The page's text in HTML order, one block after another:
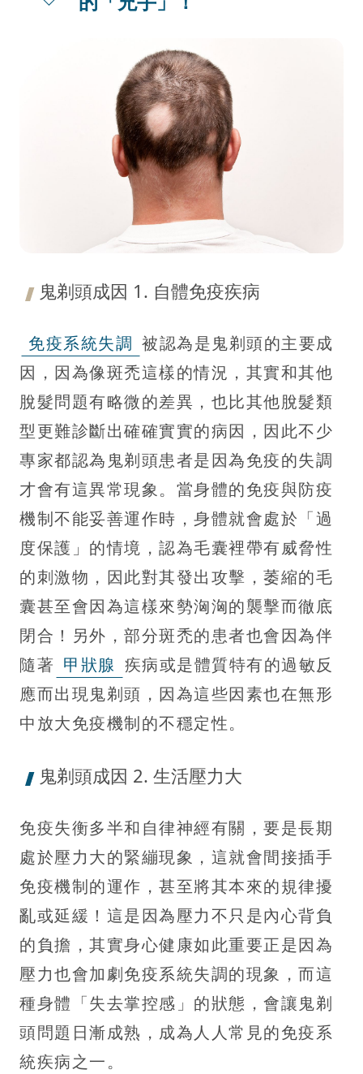
鬼剃頭成因 1. 自體免疫疾病
免疫系統失調 被認為是鬼剃頭的主要成
因，因為像斑禿這樣的情況，其實和其他
脫髮問題有略微的差異，也比其他脫髮類
型更難診斷出確確實實的病因，因此不少
專家都認為鬼剃頭患者是因為免疫的失調
才會有這異常現象。當身體的免疫與防疫
機制不能妥善運作時，身體就會處於「過
度保護」的情境，認為毛囊裡帶有威脅性
的刺激物，因此對其發出攻擊，萎縮的毛
囊甚至會因為這樣來勢洶洶的襲擊而徹底
閉合！另外，部分斑禿的患者也會因為伴
隨著 甲狀腺 疾病或是體質特有的過敏反
應而出現鬼剃頭，因為這些因素也在無形
中放大免疫機制的不穩定性。
鬼剃頭成因 2. 生活壓力大
免疫失衡多半和自律神經有關，要是長期
處於壓力大的緊繃現象，這就會間接插手
免疫機制的運作，甚至將其本來的規律擾
亂或延緩！這是因為壓力不只是內心背負
的負擔，其實身心健康如此重要正是因為
壓力也會加劇免疫系統失調的現象，而這
種身體「失去掌控感」的狀態，會讓鬼剃
頭問題日漸成熟，成為人人常見的免疫系
統疾病之一。